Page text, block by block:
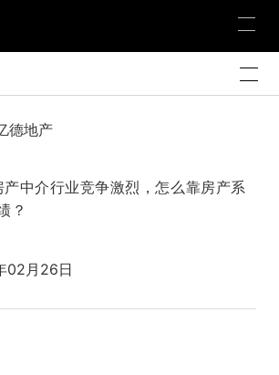
德地产
中介行业竞争激烈，怎么靠房产系
？
02月26日